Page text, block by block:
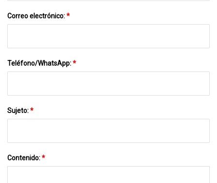
Correo electrónico:*
Teléfono/WhatsApp:*
Sujeto:*
Contenido:*